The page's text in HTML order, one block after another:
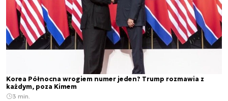
Korea Północna wrogiem numer jeden? Trump rozmawia z
każdym, poza Kimem
3 min.